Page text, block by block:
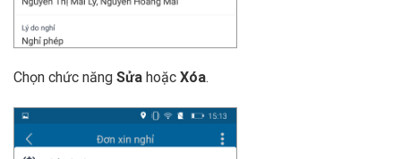
Chọn chức năng Sửa hoặc Xóa.